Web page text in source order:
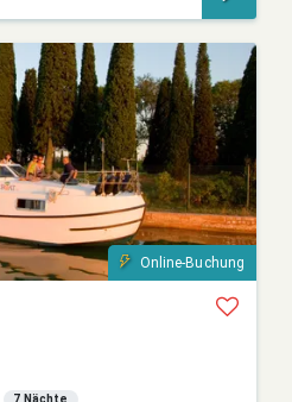
Online-Buchung
7 Nächte